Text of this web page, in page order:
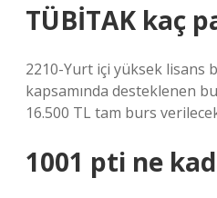
TÜBİTAK kaç
2210-Yurt içi yüksek lisans
kapsamında desteklenen
16.500 TL tam burs
1001 pti ne